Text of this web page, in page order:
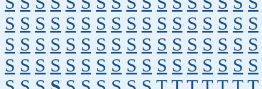
S S S S S S S S S S S S S S S S S
S S S S S S S S S S S S S S S S S
S S S S S S S S S S S S S S S S S